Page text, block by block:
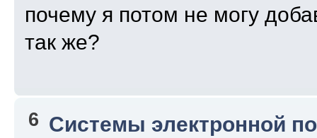
почему я потом не могу
так же?
6 Системы электронной